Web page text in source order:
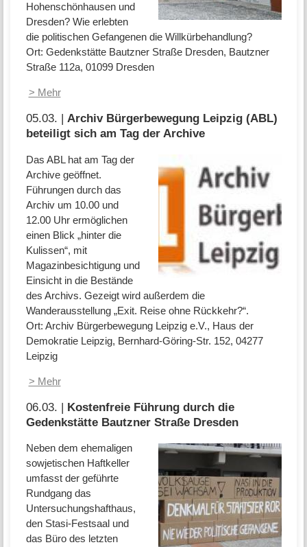
Hohenschönhausen und
Dresden? Wie erlebten
die politischen Gefangenen die Willkürbehandlung?
Ort: Gedenkstätte Bautzner Straße Dresden, Bautzner
Straße 112a, 01099 Dresden
> Mehr
05.03. | Archiv Bürgerbewegung Leipzig (ABL)
beteiligt sich am Tag der Archive
Das ABL hat am Tag der
Archive geöffnet.
Führungen durch das
Archiv um 10.00 und
12.00 Uhr ermöglichen
einen Blick „hinter die
Kulissen“, mit
Magazinbesichtigung und
Einsicht in die Bestände
des Archivs. Gezeigt wird außerdem die
Wanderausstellung „Exit. Reise ohne Rückkehr?“.
Ort: Archiv Bürgerbewegung Leipzig e.V., Haus der
Demokratie Leipzig, Bernhard-Göring-Str. 152, 04277
Leipzig
> Mehr
06.03. | Kostenfreie Führung durch die
Gedenkstätte Bautzner Straße Dresden
Neben dem ehemaligen
sowjetischen Haftkeller
umfasst der geführte
Rundgang das
Untersuchungshafthaus,
den Stasi-Festsaal und
das Büro des letzten